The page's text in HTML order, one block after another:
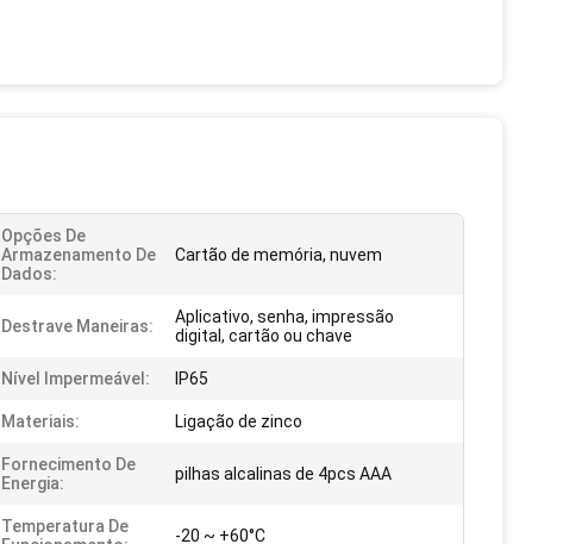
Opções De
Armazenamento De
Dados:
Cartão de memória, nuvem
Destrave Maneiras:
Aplicativo, senha, impressão
digital, cartão ou chave
Nível Impermeável: IP65
Materiais: Ligação de zinco
Fornecimento De
Energia:
pilhas alcalinas de 4pcs AAA
Temperatura De
-20 ~ +60°C